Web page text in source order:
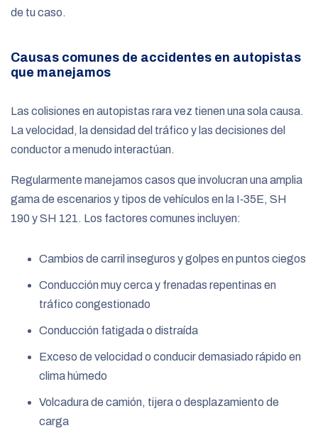
de tu caso.
Causas comunes de accidentes en autopistas
que manejamos
Las colisiones en autopistas rara vez tienen una sola causa.
La velocidad, la densidad del tráfico y las decisiones del
conductor a menudo interactúan.
Regularmente manejamos casos que involucran una amplia
gama de escenarios y tipos de vehículos en la I‑35E, SH
190 y SH 121. Los factores comunes incluyen:
Cambios de carril inseguros y golpes en puntos ciegos
Conducción muy cerca y frenadas repentinas en
tráfico congestionado
Conducción fatigada o distraída
Exceso de velocidad o conducir demasiado rápido en
clima húmedo
Volcadura de camión, tijera o desplazamiento de
carga